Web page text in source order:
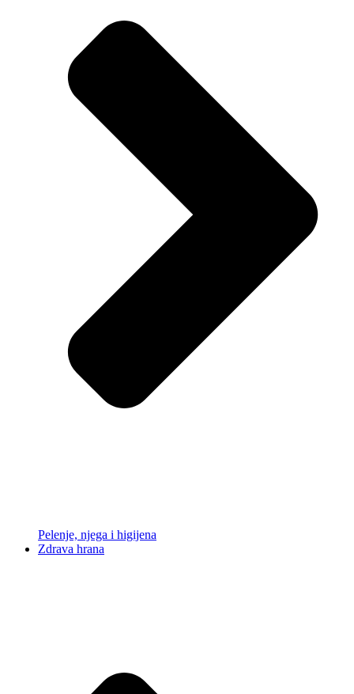
Pelenje, njega i higijena
Zdrava hrana